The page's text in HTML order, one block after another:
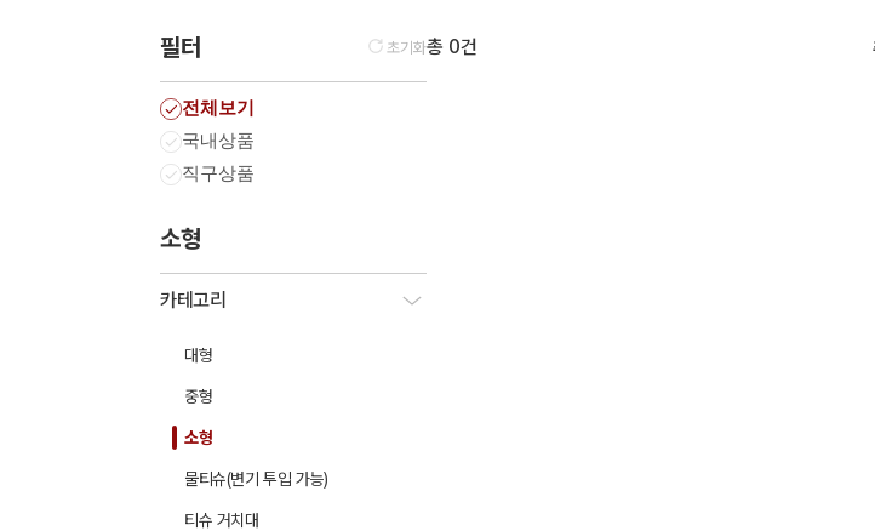
필터 초기화
전체보기
국내상품
직구상품
소형
카테고리
대형
중형
소형
물티슈(변기 투입 가능)
티슈 거치대
총 0건